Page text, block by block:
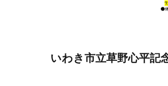
いわき市立草野心平